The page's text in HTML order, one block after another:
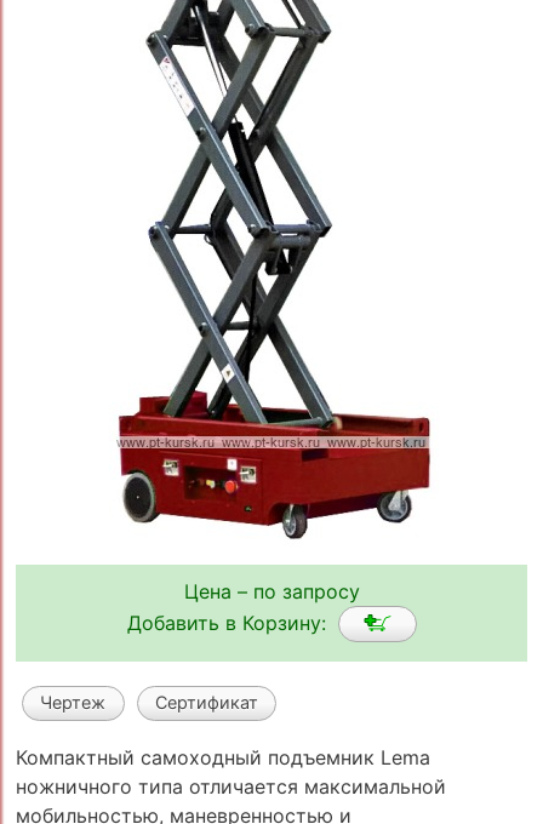
Цена – по запросу
Добавить в Корзину:
Чертеж Сертификат
Компактный самоходный подъемник Lema
ножничного типа отличается максимальной
мобильностью, маневренностью и